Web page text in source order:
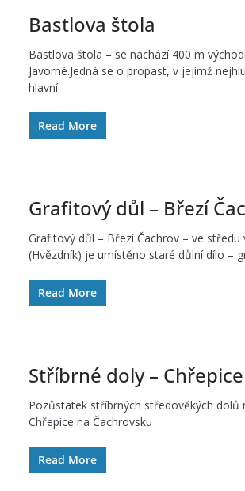
Bastlova štola
Bastlova štola – se nachází 400 m
Javorné.Jedná se o propast, v jejímž
hlavní
Read More
Grafitový důl – Březí
Grafitový důl – Březí Čachrov – ve středu
(Hvězdník) je umístěno staré důlní dílo –
Read More
Stříbrné doly – Chřepice
Pozůstatek stříbrných středověkých dolů
Chřepice na Čachrovsku
Read More